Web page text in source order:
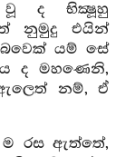
ද භික්‍ෂූහු
නුමුදු එයින්
යම් සේ
ද මහණෙනි,
නම්, ඒ
රස ඇත්තේ,